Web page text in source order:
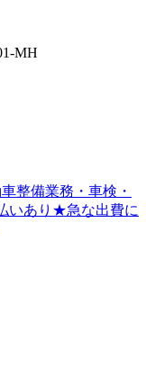
MH
整備業務・車検・
いあり★急な出費に